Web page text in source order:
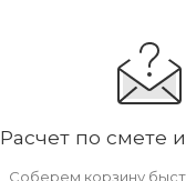
Расчет по смете
Соберем корзину